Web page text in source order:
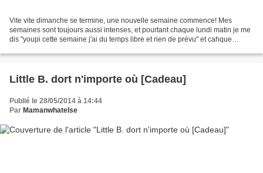
Vite vite dimanche se termine, une nouvelle semaine commence! Mes
semaines sont toujours aussi intenses, et pourtant chaque lundi matin je me
dis "youpi cette semaine j'ai du temps libre et rien de prévu" et cahque
Little B. dort n'importe où [Cadeau]
Publié le 28/05/2014 à 14:44
Par Mamanwhatelse